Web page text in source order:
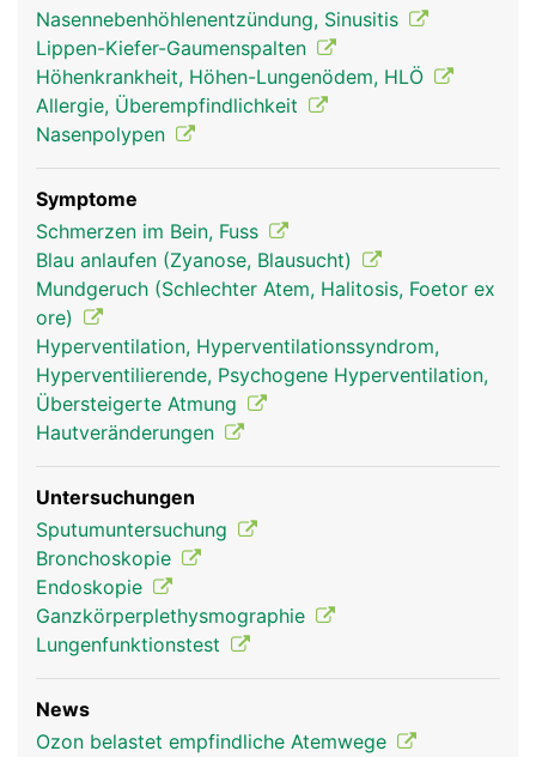
in den Rachen wo er entweder geschluckt oder
ausgehustet wird. Zusätzlich zur Reinigung wird
die Atemluft durch die Schleimhaut angefeuchtet.
Flimmerhärchen und Schleimhaut sind sehr
empfindlich und werden durch Reize wie Rauchen,
dauerhaft geschädigt.
Nasennebenhöhlenentzündung, Sinusitis
Lippen-Kiefer-Gaumenspalten
Höhenkrankheit, Höhen-Lungenödem, HLÖ
Allergie, Überempfindlichkeit
Nasenpolypen
Symptome
Schmerzen im Bein, Fuss
Blau anlaufen (Zyanose, Blausucht)
Mundgeruch (Schlechter Atem, Halitosis, Foetor ex
ore)
Hyperventilation, Hyperventilationssyndrom,
Hyperventilierende, Psychogene Hyperventilation,
Übersteigerte Atmung
Hautveränderungen
Untersuchungen
Sputumuntersuchung
Bronchoskopie
Endoskopie
Ganzkörperplethysmographie
Lungenfunktionstest
News
Ozon belastet empfindliche Atemwege